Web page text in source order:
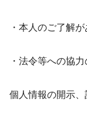
・本人のご了解
・法令等への協
個人情報の開示